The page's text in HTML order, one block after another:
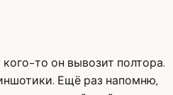
то он вывозит полтора.
Ещё раз напомню,